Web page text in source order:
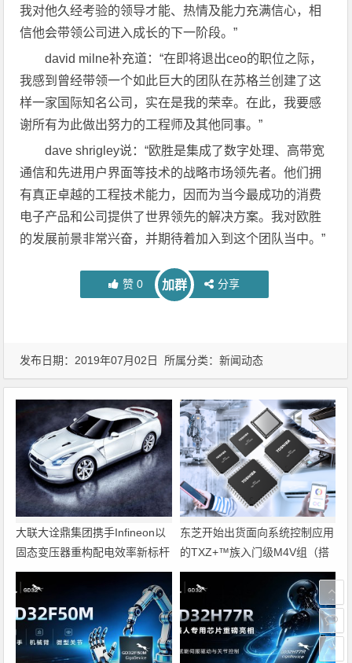
我对他久经考验的领导才能、热情及能力充满信心，相
信他会带领公司进入成长的下一阶段。”
david milne补充道：“在即将退出ceo的职位之际，
我感到曾经带领一个如此巨大的团队在苏格兰创建了这
样一家国际知名公司，实在是我的荣幸。在此，我要感
谢所有为此做出努力的工程师及其他同事。”
dave shrigley说：“欧胜是集成了数字处理、高带宽
通信和先进用户界面等技术的战略市场领先者。他们拥
有真正卓越的工程技术能力，因而为当今最成功的消费
电子产品和公司提供了世界领先的解决方案。我对欧胜
的发展前景非常兴奋，并期待着加入到这个团队当中。”
赞 0 加群 分享
发布日期：2019年07月02日 所属分类：新闻动态
大联大诠鼎集团携手Infineon以
固态变压器重构配电效率新标杆
东芝开始出货面向系统控制应用
的TXZ+™族入门级M4V组（搭
载Arm Cortex‑M4内核的标准微
控制器）工程样品